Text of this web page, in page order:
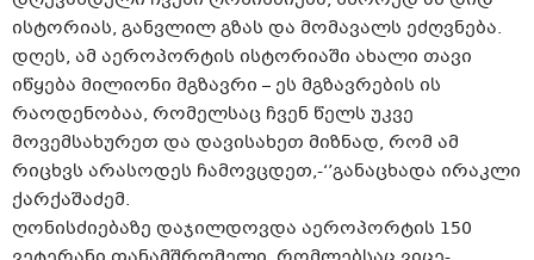
ისტორიას, განვლილ გზას და მომავალს ეძღვნება.
დღეს, ამ აეროპორტის ისტორიაში ახალი თავი
იწყება მილიონი მგზავრი – ეს მგზავრების ის
რაოდენობაა, რომელსაც ჩვენ წელს უკვე
მოვემსახურეთ და დავისახეთ მიზნად, რომ ამ
რიცხვს არასოდეს ჩამოვცდეთ,-‘’განაცხადა ირაკლი
ქარქაშაძემ.
ღონისძიებაზე დაჯილდოვდა აეროპორტის 150